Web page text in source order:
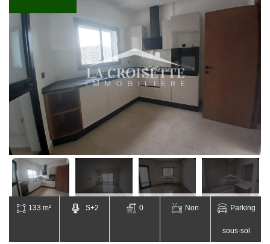
133 m² S+2 0 Non Parking
sous-sol